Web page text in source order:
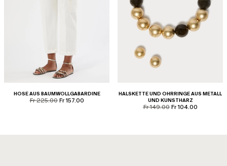
HOSE AUS BAUMWOLLGABARDINE
product.price.original
Fr 225.00 product.price.sale
Fr 157.00
HALSKETTE UND OHRRINGE AUS METALL
UND KUNSTHARZ
product.price.original
Fr 149.00 product.price.sale
Fr 104.00